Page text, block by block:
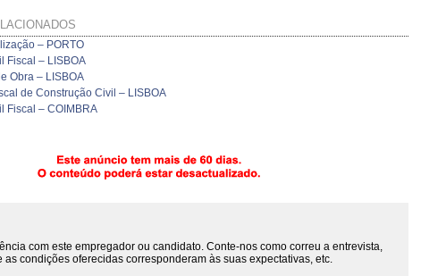
– PORTO
Fiscal – LISBOA
Obra – LISBOA
de Construção Civil – LISBOA
Fiscal – COIMBRA
com este empregador ou candidato. Conte-nos como correu a entrevista,
as condições oferecidas corresponderam às suas expectativas, etc.